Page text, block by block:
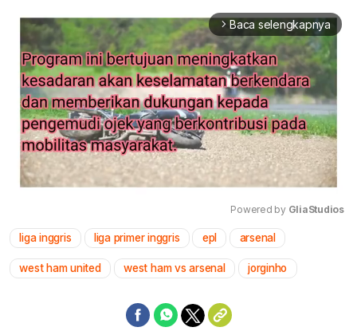
arrow_forward_ios Baca selengkapnya
Powered by GliaStudios
liga inggris liga primer inggris epl arsenal
west ham united west ham vs arsenal jorginho